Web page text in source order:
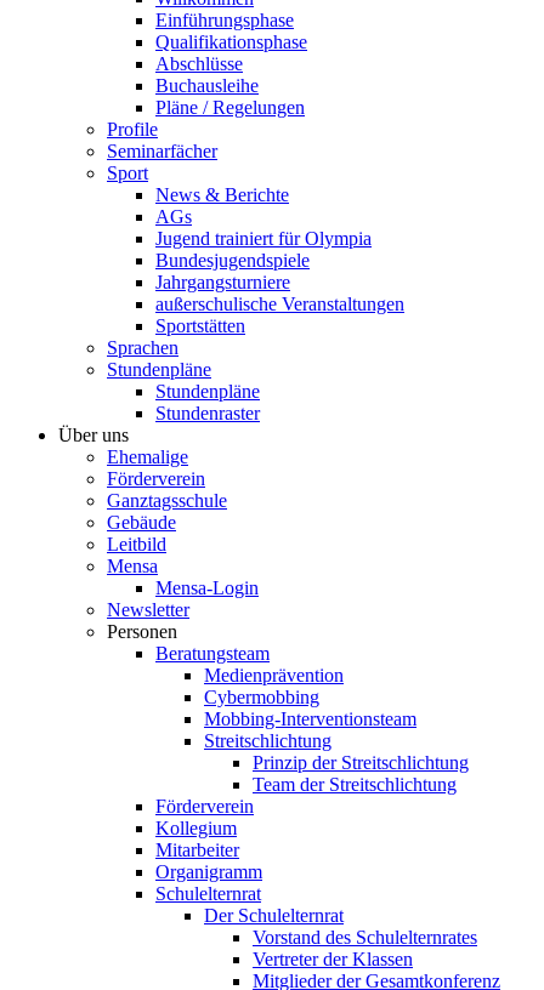
Einführungsphase
Qualifikationsphase
Abschlüsse
Buchausleihe
Pläne / Regelungen
Profile
Seminarfächer
Sport
News & Berichte
AGs
Jugend trainiert für Olympia
Bundesjugendspiele
Jahrgangsturniere
außerschulische Veranstaltungen
Sportstätten
Sprachen
Stundenpläne
Stundenpläne
Stundenraster
Über uns
Ehemalige
Förderverein
Ganztagsschule
Gebäude
Leitbild
Mensa
Mensa-Login
Newsletter
Personen
Beratungsteam
Medienprävention
Cybermobbing
Mobbing-Interventionsteam
Streitschlichtung
Prinzip der Streitschlichtung
Team der Streitschlichtung
Förderverein
Kollegium
Mitarbeiter
Organigramm
Schulelternrat
Der Schulelternrat
Vorstand des Schulelternrates
Vertreter der Klassen
Mitglieder der Gesamtkonferenz